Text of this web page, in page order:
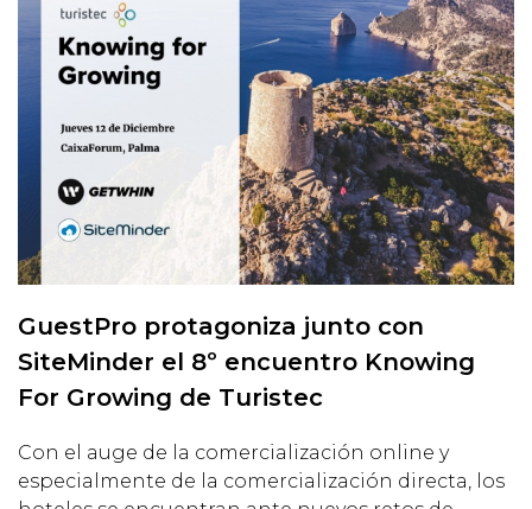
GuestPro protagoniza junto con
SiteMinder el 8º encuentro Knowing
For Growing de Turistec
Con el auge de la comercialización online y
especialmente de la comercialización directa, los